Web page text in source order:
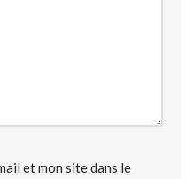
et mon site dans le